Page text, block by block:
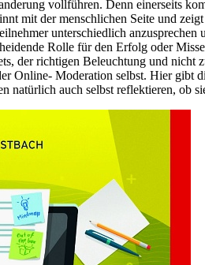
vollführen. Denn einerseits
mit der menschlichen Seite und
unterschiedlich anzusprechen
Rolle für den Erfolg oder
der richtigen Beleuchtung und
Online- Moderation selbst. Hier
natürlich auch selbst reflektieren, ob